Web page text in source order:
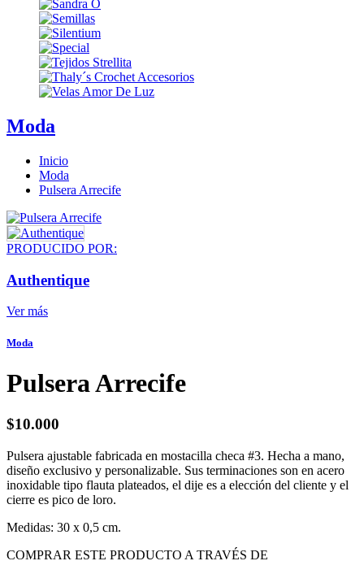
Moda
Inicio
Moda
Pulsera Arrecife
PRODUCIDO POR:
Authentique
Ver más
Moda
Pulsera Arrecife
$10.000
Pulsera ajustable fabricada en mostacilla checa #3. Hecha a mano,
diseño exclusivo y personalizable. Sus terminaciones son en acero
inoxidable tipo flauta plateados, el dije es a elección del cliente y el
cierre es pico de loro.
Medidas: 30 x 0,5 cm.
COMPRAR ESTE PRODUCTO A TRAVÉS DE